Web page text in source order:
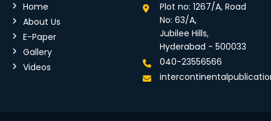
Home
About Us
E-Paper
Gallery
Videos
Plot no: 1267/A, Road
No: 63/A,
Jubilee Hills,
Hyderabad - 500033
040-23556566